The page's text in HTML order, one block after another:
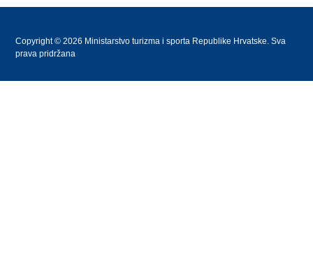
Copyright © 2026 Ministarstvo turizma i sporta Republike Hrvatske. Sva
prava pridržana